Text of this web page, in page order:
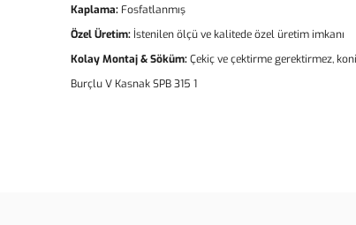
Kaplama: Fosfatlanmış
Özel Üretim: İstenilen ölçü ve kalitede özel üretim imkanı
Kolay Montaj & Söküm:Çekiç ve çektirme gerektirmez,
Burçlu V Kasnak SPB 315 1